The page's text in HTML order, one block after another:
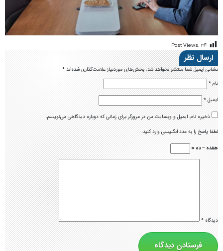
Post Views: ۳۴
ارسال نظر
نشانی ایمیل شما منتشر نخواهد شد.بخش‌های موردنیاز علامت‌گذاری شده‌اند*
نام*
ایمیل*
ذخیره نام، ایمیل و وبسایت من در مرورگر برای زمانی که دوباره دیدگاهی می‌نویسم.
لطفا پاسخ را به عدد انگلیسی وارد کنید:
هفده − ده =
دیدگاه*